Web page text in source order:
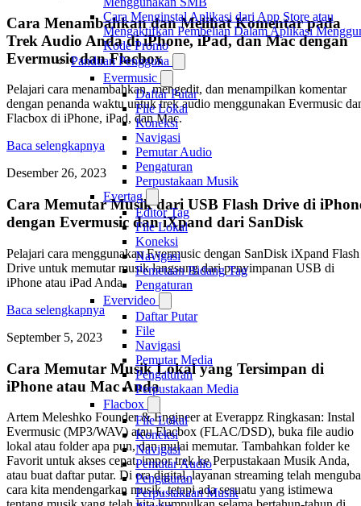
Cara Menginstal Aplikasi dari App Store atau
Mengaktifkan Pembelian Dalam Aplikasi
Kode Promo
Panduan Pengguna
Evermusic
Daftar Putar
File Lokal
Koneksi
Navigasi
Pemutar Audio
Pengaturan
Perpustakaan Musik
Evertag
Editor Tag
File Lokal
Koneksi
Navigasi
Pemetaan Bidang Tag
Pengaturan
Evervideo
Daftar Putar
File
Navigasi
Pemutar Media
Pengaturan
Perpustakaan Media
Flacbox
File Lokal
Koneksi
Navigasi
Pemutar Audio
Pengaturan
Perpustakaan Musik
Cara Menambahkan dan Melihat Komentar pada
Trek Audio Anda di iPhone, iPad, dan Mac dengan
Evermusic dan Flacbox
Pelajari cara menambahkan, mengedit, dan menampilkan komentar
dengan penanda waktu untuk trek audio menggunakan Evermusic
Flacbox di iPhone, iPad, dan Mac.
Baca selengkapnya
Desember 26, 2023
Cara Memutar Musik dari USB Flash Drive di
dengan Evermusic dan iXpand dari SanDisk
Pelajari cara menggunakan Evermusic dengan SanDisk iXpand Flash
Drive untuk memutar musik langsung dari penyimpanan USB di
iPhone atau iPad Anda.
Baca selengkapnya
September 5, 2023
Cara Memutar Musik Lokal yang Tersimpan di
iPhone atau Mac Anda
Artem Meleshko Founder & Engineer at Everappz Ringkasan: Instal
Evermusic (MP3/WAV) atau Flacbox (FLAC/DSD), buka file audio
lokal atau folder apa pun, dan mulai memutar. Tambahkan folder ke
Favorit untuk akses cepat, impor trek ke Perpustakaan Musik Anda,
atau buat daftar putar. Di era digital, layanan streaming telah
cara kita mendengarkan musik, tetapi ada sesuatu yang istimewa